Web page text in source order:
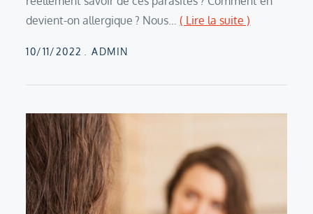
devient-on allergique ? Nous…( Lire la suite )
Posted
10/11/2022 ADMIN